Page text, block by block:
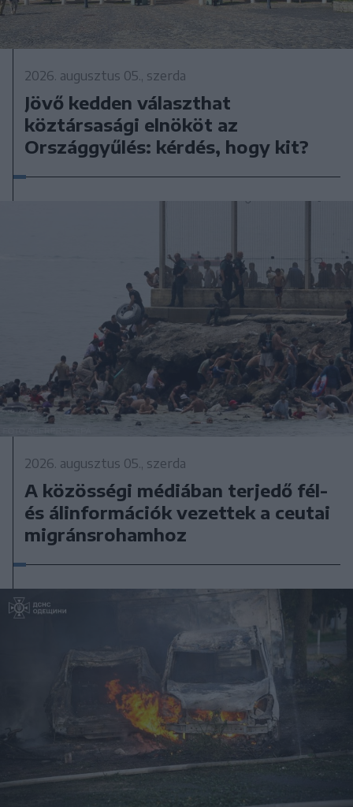
2026. augusztus 05., szerda
Jövő kedden választhat
köztársasági elnököt az
Országgyűlés: kérdés, hogy kit?
2026. augusztus 05., szerda
A közösségi médiában terjedő fél-
és álinformációk vezettek a ceutai
migránsrohamhoz